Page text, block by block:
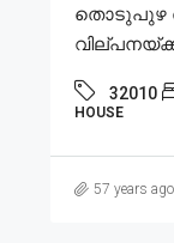
തൊടുപുഴ
32010
HOUSE
57 years ago